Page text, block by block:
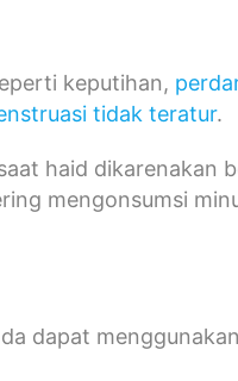
keputihan,
tidak teratur.
haid dikarenakan
mengonsumsi
dapat